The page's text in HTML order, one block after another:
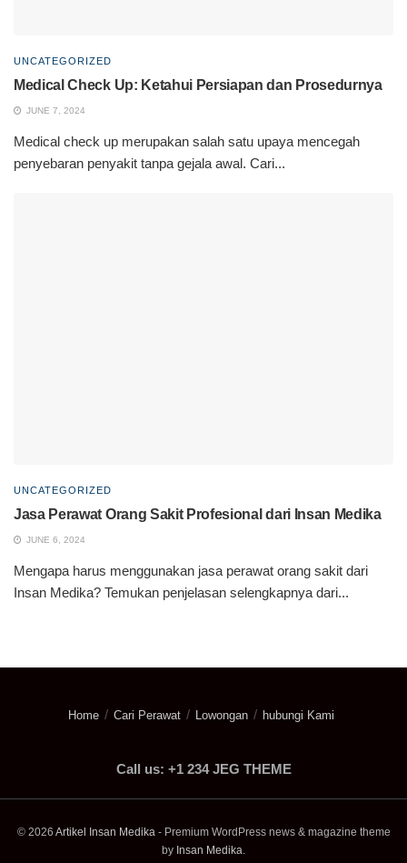
UNCATEGORIZED
Medical Check Up: Ketahui Persiapan dan Prosedurnya
JUNE 7, 2024
Medical check up merupakan salah satu upaya mencegah
penyebaran penyakit tanpa gejala awal. Cari...
UNCATEGORIZED
Jasa Perawat Orang Sakit Profesional dari Insan Medika
JUNE 6, 2024
Mengapa harus menggunakan jasa perawat orang sakit dari
Insan Medika? Temukan penjelasan selengkapnya dari...
Home Cari Perawat Lowongan hubungi Kami
Call us: +1 234 JEG THEME
© 2026 Artikel Insan Medika - Premium WordPress news & magazine theme
by Insan Medika